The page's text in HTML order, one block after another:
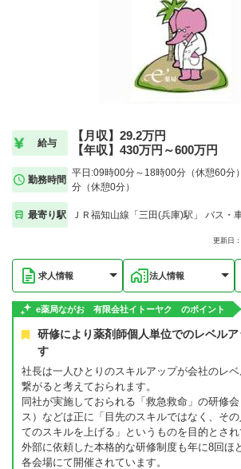
給与
【月収】29.2万円
【年収】430万円～600万円
勤務時間
平日:09時00分～18時00分（休憩60分
分（休憩0分）
最寄り駅 ＪＲ福知山線「三田(兵庫)駅」 バス・
更新日
求人情報 法人情報
e薬局ながお 有限会社イトーヤク のポイント
研修により薬剤師個人単位でのレベル
す
社長は一人ひとりのスキルアップが会社のレ
繋がると考えておられます。
同社が実施しておられる「救急救命」の研修
ス）などは正に「目先のスキルではなく、そ
てのスキルを上げる」というものを目的とされ
外部に依頼した本格的な研修制度も年に8回ほ
各会場にて開催されています。